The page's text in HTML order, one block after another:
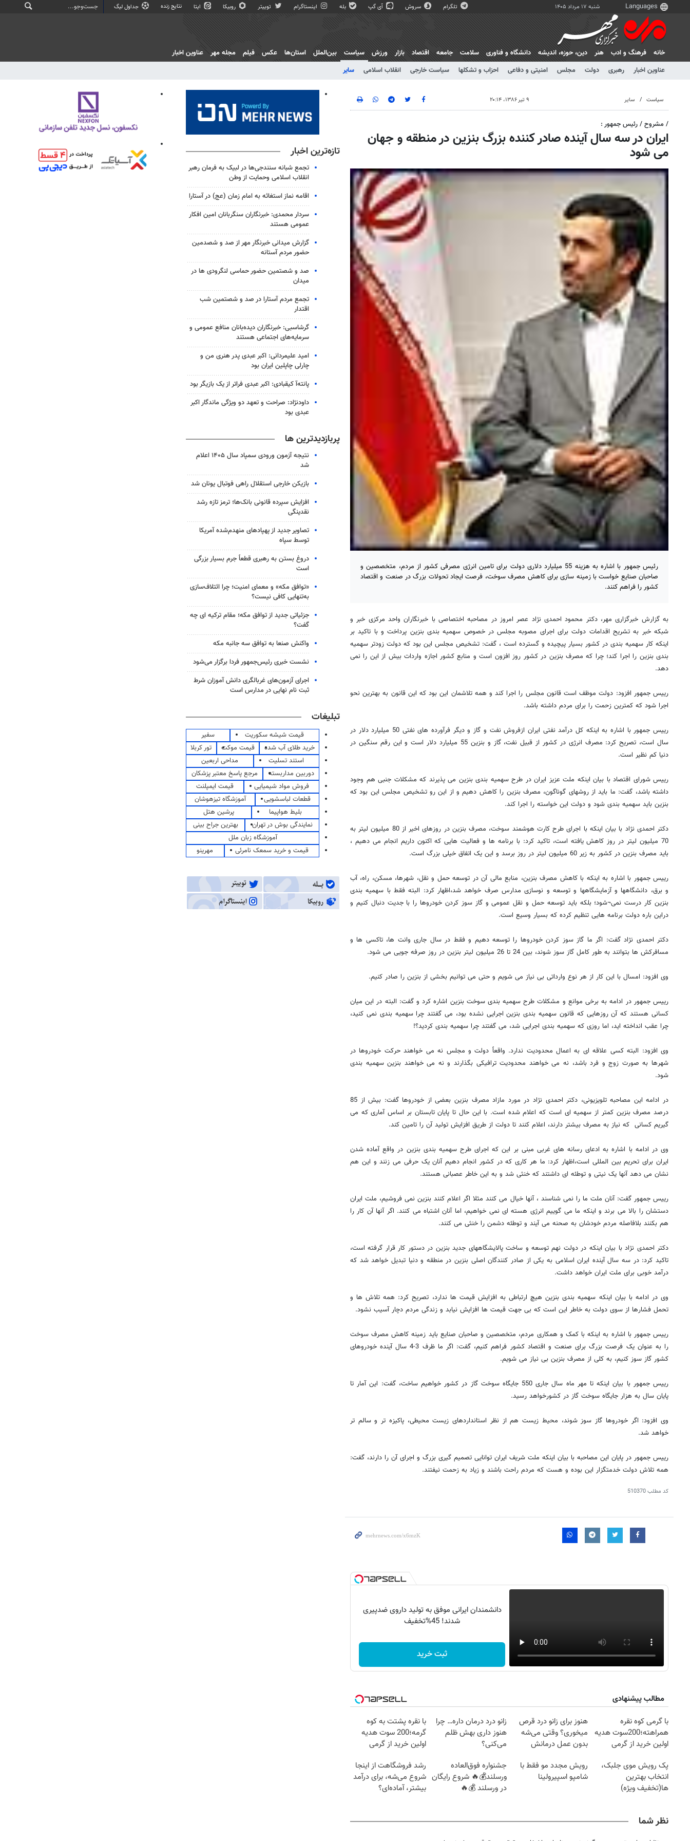
شنبه ۱۷ مرداد ۱۴۰۵ تلگرام سروش آی گپ بله اینستاگرام توییتر روبیکا ایتا نتایج زنده جداول لیگ
خانه فرهنگ و ادب هنر دين، حوزه، انديشه دانشگاه و فناوری سلامت جامعه اقتصاد بازار ورزش
سیاست
عناوین اخبار
رهبری دولت مجلس امنیتی و دفاعی احزاب و تشکلها سیاست خارجی انقلاب اسلامی سایر
بین‌الملل استان‌ها عکس فیلم مجله مهر عناوین اخبار
سیاست سایر ۹ تیر ۱۳۸۶، ۲۰:۱۴
/ مشروح / رئیس جمهور :
ایران در سه سال آینده صادر کننده بزرگ بنزین در منطقه و جهان
می شود
رئیس جمهور با اشاره به هزینه 55 میلیارد دلاری دولت برای تامین انرژی مصرفی کشور از مردم، متخصصین و
صاحبان صنایع خواست با زمینه سازی برای کاهش مصرف سوخت، فرصت ایجاد تحولات بزرگ در صنعت و اقتصاد
کشور را فراهم کنند.
به گزارش خبرگزاری مهر، دکتر محمود احمدی نژاد عصر امروز در مصاحبه اختصاصی با خبرنگاران واحد مرکزی خبر و
شبکه خبر به تشریح اقدامات دولت برای اجرای مصوبه مجلس در خصوص سهمیه بندی بنزین پرداخت و با تاکید بر
اینکه کار سهمیه بندی در کشور بسیار پیچیده و گسترده است ، گفت: تشخیص مجلس این بود که دولت زودتر سهمیه
بندی بنزین را اجرا کند؛ چرا که مصرف بنزین در کشور روز افزون است و منابع کشور اجازه واردات بیش از این را نمی
دهد.
رییس جمهور افزود: دولت موظف است قانون مجلس را اجرا کند و همه تلاشمان این بود که این قانون به بهترین نحو
اجرا شود که کمترین زحمت را برای مردم داشته باشد.
رییس جمهور با اشاره به اینکه کل درآمد نفتی ایران ازفروش نفت و گاز و دیگر فرآورده های نفتی 50 میلیارد دلار در
سال است، تصریح کرد: مصرف انرژی در کشور از قبیل نفت، گاز و بنزین 55 میلیارد دلار است و این رقم سنگین در
دنیا کم نظیر است.
رییس شورای اقتصاد با بیان اینکه ملت عزیز ایران در طرح سهمیه بندی بنزین می پذیرند که مشکلات جنبی هم وجود
داشته باشد، گفت: ما باید از روشهای گوناگون، مصرف بنزین را کاهش دهیم و از این رو تشخیص مجلس این بود که
بنزین باید سهمیه بندی شود و دولت این خواسته را اجرا کند.
دکتر احمدی نژاد با بیان اینکه با اجرای طرح کارت هوشمند سوخت، مصرف بنزین در روزهای اخیر از 80 میلیون لیتر به
70 میلیون لیتر در روز کاهش یافته است، تاکید کرد: با برنامه ها و فعالیت هایی که اکنون داریم انجام می دهیم ،
باید مصرف بنزین در کشور به زیر 60 میلیون لیتر در روز برسد و این یک اتفاق خیلی بزرگ است.
رییس جمهور با اشاره به اینکه با کاهش مصرف بنزین، منابع مالی آن در توسعه حمل و نقل، شهرها، مسکن، راه، آب
و برق، دانشگاهها و آزمایشگاهها و توسعه و نوسازی مدارس صرف خواهد شد،اظهار کرد: البته فقط با سهمیه بندی
بنزین کار درست نمی¬شود؛ بلکه باید توسعه حمل و نقل عمومی و گاز سوز کردن خودروها را با جدیت دنبال کنیم و
دراین باره دولت برنامه هایی تنظیم کرده که بسیار وسیع است.
دکتر احمدی نژاد گفت: اگر ما گاز سوز کردن خودروها را توسعه دهیم و فقط در سال جاری وانت ها، تاکسی ها و
مسافرکش ها بتوانند به طور کامل گاز سوز شوند، بین 24 تا 26 میلیون لیتر بنزین در روز صرفه جویی می شود.
وی افزود: امسال با این کار از هر نوع وارداتی بی نیاز می شویم و حتی می توانیم بخشی از بنزین را صادر کنیم.
رییس جمهور در ادامه به برخی موانع و مشکلات طرح سهمیه بندی سوخت بنزین اشاره کرد و گفت: البته در این میان
کسانی هستند که آن روزهایی که قانون سهمیه بندی بنزین اجرایی نشده بود، می گفتند چرا سهمیه بندی نمی کنید،
چرا عقب انداخته اید، اما روزی که سهمیه بندی اجرایی شد، می گفتند چرا سهمیه بندی کردید؟!
وی افزود: البته کسی علاقه ای به اعمال محدودیت ندارد. واقعاً دولت و مجلس نه می خواهند حرکت خودروها در
شهرها به صورت زوج و فرد باشد، نه می خواهند محدودیت ترافیکی بگذارند و نه می خواهند بنزین سهمیه بندی
شود.
در ادامه این مصاحبه تلویزیونی، دکتر احمدی نژاد در مورد مازاد مصرف بنزین بعضی از خودروها گفت: بیش از 85
درصد مصرف بنزین کمتر از سهمیه ای است که اعلام شده است. با این حال تا پایان تابستان بر اساس آماری که می
گیریم کسانی که نیاز به مصرف بیشتر دارند، اعلام کنند تا دولت از طریق افزایش تولید آن را تامین کند.
وی در ادامه با اشاره به ادعای رسانه های غربی مبنی بر این که اجرای طرح سهمیه بندی بنزین در واقع آماده شدن
ایران برای تحریم بین المللی است،اظهار کرد: ما هر کاری که در کشور انجام دهیم آنان یک حرفی می زنند و این هم
نشان می دهد آنها یک نیتی و توطئه ای داشتند که خنثی شد و به این خاطر عصبانی هستند.
رییس جمهور گفت: آنان ملت ما را نمی شناسند ، آنها خیال می کنند مثلا اگر اعلام کنند بنزین نمی فروشیم، ملت ایران
دستشان را بالا می برند و اینکه ما می گوییم انرژی هسته ای نمی خواهیم، اما آنان اشتباه می کنند. اگر آنها آن کار را
هم بکنند بلافاصله مردم خودشان به صحنه می آیند و توطئه دشمن را خنثی می کنند.
دکتر احمدی نژاد با بیان اینکه در دولت نهم توسعه و ساخت پالایشگاههای جدید بنزین در دستور کار قرار گرفته است،
تاکید کرد: در سه سال آینده ایران اسلامی به یکی از صادر کنندگان اصلی بنزین در منطقه و دنیا تبدیل خواهد شد که
درآمد خوبی برای ملت ایران خواهد داشت.
وی در ادامه با بیان اینکه سهمیه بندی بنزین هیچ ارتباطی به افزایش قیمت ها ندارد، تصریح کرد: همه تلاش ها و
تحمل فشارها از سوی دولت به خاطر این است که بی جهت قیمت ها افزایش نیابد و زندگی مردم دچار آسیب نشود.
رییس جمهور با اشاره به اینکه با کمک و همکاری مردم، متخصصین و صاحبان صنایع باید زمینه کاهش مصرف سوخت
را به عنوان یک فرصت بزرگ برای صنعت و اقتصاد کشور فراهم کنیم، گفت: اگر ما ظرف 3-4 سال آینده خودروهای
کشور گاز سوز کنیم، به کلی از مصرف بنزین بی نیاز می شویم.
رییس جمهور با بیان اینکه تا مهر ماه سال جاری 550 جایگاه سوخت گاز در کشور خواهیم ساخت، گفت: این آمار تا
پایان سال به هزار جایگاه سوخت گاز در کشورخواهد رسید.
وی افزود: اگر خودروها گاز سوز شوند، محیط زیست هم از نظر استانداردهای زیست محیطی، پاکیزه تر و سالم تر
خواهد شد.
رییس جمهور در پایان این مصاحبه با بیان اینکه ملت شریف ایران توانایی تصمیم گیری بزرگ و اجرای آن را دارند، گفت:
همه تلاش دولت خدمتگزار این بوده و هست که مردم راحت باشند و زیاد به زحمت نیفتند.
کد مطلب510370
دانشمندان ایرانی موفق به تولید داروی ضدپیری
شدند! 45%تخفیف
ثبت خرید
مطالب پیشنهادی
با گرمی کوه نقره
همراهته؛200سوت هدیه
اولین خرید از گرمی
هنوز برای زانو درد قرص
میخوری؟ وقتی می‌شه
بدون عمل درمانش
زانو درد درمان داره… چرا
هنوز داری بهش ظلم
می‌کنی؟
با نقره پشتت به کوه
گرمه؛200 سوت هدیه
اولین خرید از گرمی
پک رویش موی جلبک،
انتخاب بهترین
ها(تخفیف ویژه)
رویش مجدد مو فقط با
شامپو اسپیرولینا
جشنواره فوق‌العاده
ورسلند💰🔥 شروع رایگان
در ورسلند 💰🔥
رشد فروشگاهت از اینجا
شروع می‌شه، برای درآمد
بیشتر، آماده‌ای؟
نظر شما
تازه‌ترین اخبار
تجمع شبانه سنندجی‌ها در لبیک به فرمان رهبر
انقلاب اسلامی وحمایت از وطن
اقامه نماز استغاثه به امام زمان (عج) در آستارا
سردار محمدی: خبرنگاران سنگربانان امین افکار
عمومی هستند
گزارش میدانی خبرنگار مهر از صد و شصدمین
حضور مردم آستانه
صد و شصتمین حضور حماسی لنگرودی ها در
میدان
تجمع مردم آستارا در صد و شصتمین شب
اقتدار
گرشاسبی: خبرنگاران دیده‌بانان منافع عمومی و
سرمایه‌های اجتماعی هستند
امید علیمردانی: اکبر عبدی پدر هنری من و
چارلی چاپلین ایران بود
پانته‌آ کیقبادی: اکبر عبدی فراتر از یک بازیگر بود
داودنژاد: صراحت و تعهد دو ویژگی ماندگار اکبر
عبدی بود
پربازدیدترین ها
نتیجه آزمون ورودی سمپاد سال ۱۴۰۵ اعلام
شد
بازیکن خارجی استقلال راهی فوتبال یونان شد
افزایش سپرده قانونی بانک‌ها؛ ترمز تازه رشد
نقدینگی
تصاویر جدید از پهپادهای منهدم‌شده آمریکا
توسط سپاه
دروغ بستن به رهبری قطعاً جرم بسیار بزرگی
است
«توافق مکه» و معمای امنیت؛ چرا ائتلاف‌سازی
به‌تنهایی کافی نیست؟
جزئیاتی جدید از توافق مکه؛ مقام ترکیه ای چه
گفت؟
واکنش صنعا به توافق سه جانبه مکه
نشست خبری رئیس‌جمهور فردا برگزار می‌شود
اجرای آزمون‌های غربالگری دانش آموزان شرط
ثبت نام نهایی در مدارس است
تبلیغات
قیمت شیشه سکوریت
سفیر
خرید طلای آب شده
قیمت موکت
تور کربلا
استند تسلیت
مداحی اربعین
دوربین مداربسته
مرجع پاسخ معتبر پزشکان
فروش مواد شیمیایی
قیمت ایمپلنت
قطعات لباسشویی
آموزشگاه تیزهوشان
بلیط هواپیما
پرشین هتل
نمایندگی بوش در تهران
بهترین جراح بینی
آموزشگاه زبان ملل
قیمت و خرید سمعک نامرئی
مهرینو